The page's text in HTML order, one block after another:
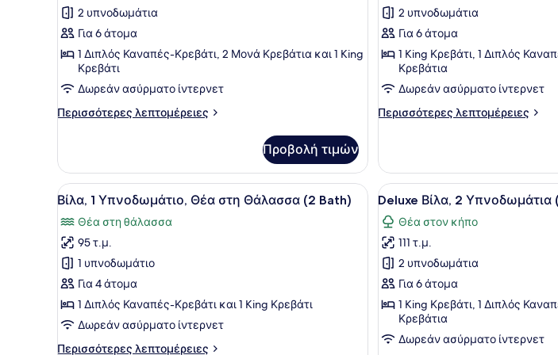
Bath)
για
Βίλα,
2
Υπνοδωμάτια,
Θέα
στη
Θάλασσα
Bath)
2 υπνοδωμάτια
Για 6 άτομα
1 Διπλός Καναπές-Κρεβάτι, 2 Μονά Κρεβάτια και 1 King
Κρεβάτι
Δωρεάν ασύρματο ίντερνετ
Περισσότερες λεπτομέρειες
Περισσότερες
2
Υπνοδωμάτια,
Θέα
Θάλασσα
(2
Bath)
Προβολή τιμών
για
Βίλα,
2
Υπνοδωμάτια,
Θέα
στον
Κήπο
Bath)
2 υπνοδωμάτια
Για 6 άτομα
1 King Κρεβάτι, 1 Διπλός
Κρεβάτια
Δωρεάν ασύρματο ίντερνετ
Περισσότερες λεπτομέρειες
Περισσότερες
2
Υπνοδωμάτια,
Θέα
στον
Κήπο
(2
Bath)
Προβολή
όλων
των
φωτογραφιών
για
Βίλα,
1
Υπνοδωμάτιο,
Ένα μπαλκόνι με μια γυάλινη πόρτα που οδηγεί σε μια βεράντα, η
8
Βίλα, 1 Υπνοδωμάτιο, Θέα στη Θάλασσα (2 Bath)
Θέα στη θάλασσα
95 τ.μ.
1 υπνοδωμάτιο
Για 4 άτομα
1 Διπλός Καναπές-Κρεβάτι και 1 King Κρεβάτι
Δωρεάν ασύρματο ίντερνετ
Περισσότερες λεπτομέρειες
Περισσότερες
Προβολή
όλων
των
φωτογραφιών
για
Deluxe
Βίλα,
Υπνοδωμάτια
12
Deluxe Βίλα, 2 Υπνοδωμάτια
Θέα στον κήπο
111 τ.μ.
2 υπνοδωμάτια
Για 6 άτομα
1 King Κρεβάτι, 1 Διπλός
Κρεβάτια
Δωρεάν ασύρματο ίντερνετ